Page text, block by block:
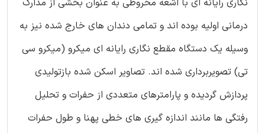
درمانی اولیه بوده اند و تمامی دندان های خارج شده نیز به
وسیله یک دستگاه مقطع نگاری رایانه ای میکرو (میکرو سی
تی) تصویربرداری شده اند. تصاویر اسکن شده بازتولیدی
پردازش گردیده و پارامترهای متعددی از حفرات و تحلیل
رفتگی ها مانند اندازه گیری های خطی پهنا و طول حفرات